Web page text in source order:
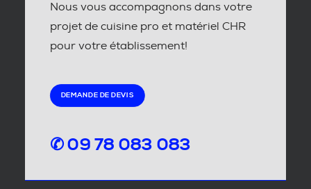
Nous vous accompagnons dans votre
projet de cuisine pro et matériel CHR
pour votre établissement!
DEMANDE DE DEVIS
✆ 09 78 083 083